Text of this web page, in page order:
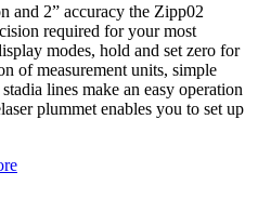
and 2” accuracy the Zipp02
required for your most
modes, hold and set zero for
of measurement units, simple
lines make an easy operation
plummet enables you to set up